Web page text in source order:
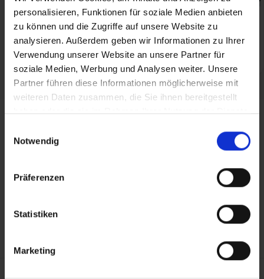
personalisieren, Funktionen für soziale Medien anbieten
zu können und die Zugriffe auf unsere Website zu
analysieren. Außerdem geben wir Informationen zu Ihrer
Verwendung unserer Website an unsere Partner für
soziale Medien, Werbung und Analysen weiter. Unsere
Partner führen diese Informationen möglicherweise mit
weiteren Daten zusammen, die Sie ihnen bereitgestellt
haben oder die sie im Rahmen Ihrer Nutzung der Dienste
Notwendig
Präferenzen
Statistiken
Marketing
Welcher Arzt verschreibt
Cannabis? Der
Patientenratgeber
Cannabis Krankenkasse
Kostenübernahme:
Voraussetzungen, Antrag
& Widerspruch
Bei CBD-DEAL24 kannst du von geprüften Quellen legales
. Unsere Produktdatenbank umfasst
hochwertigeCannabisblüten Cannabinoide
wie
. Qualität, Transparenz und fundierte
Informationen stehen dabei im Mittelpunkt unserer